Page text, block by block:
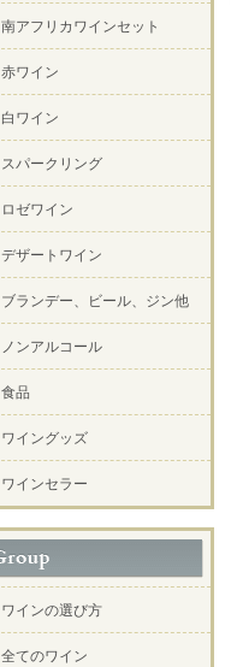
南アフリカワインセット
赤ワイン
白ワイン
スパークリング
ロゼワイン
デザートワイン
ブランデー、ビール、ジン他
ノンアルコール
食品
ワイングッズ
ワインセラー
ワインの選び方
全てのワイン